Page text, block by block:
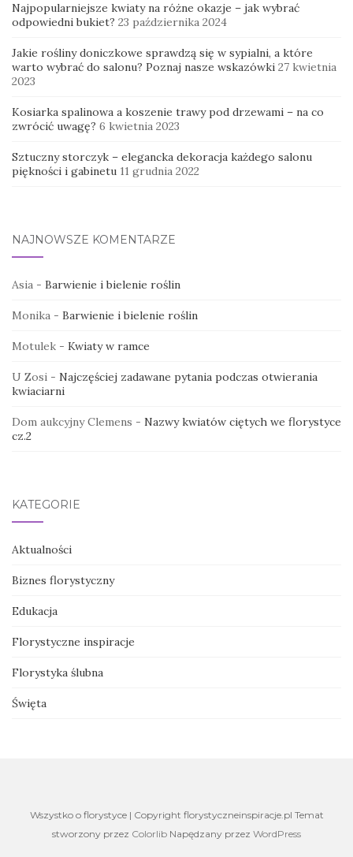
Najpopularniejsze kwiaty na różne okazje – jak wybrać
odpowiedni bukiet? 23 października 2024
Jakie rośliny doniczkowe sprawdzą się w sypialni, a które
warto wybrać do salonu? Poznaj nasze wskazówki 27 kwietnia
2023
Kosiarka spalinowa a koszenie trawy pod drzewami – na co
zwrócić uwagę? 6 kwietnia 2023
Sztuczny storczyk – elegancka dekoracja każdego salonu
piękności i gabinetu 11 grudnia 2022
NAJNOWSZE KOMENTARZE
Asia - Barwienie i bielenie roślin
Monika - Barwienie i bielenie roślin
Motulek - Kwiaty w ramce
U Zosi - Najczęściej zadawane pytania podczas otwierania
kwiaciarni
Dom aukcyjny Clemens - Nazwy kwiatów ciętych we florystyce
cz.2
KATEGORIE
Aktualności
Biznes florystyczny
Edukacja
Florystyczne inspiracje
Florystyka ślubna
Święta
Wszystko o florystyce | Copyright florystyczneinspiracje.pl Temat
stworzony przez Colorlib Napędzany przez WordPress